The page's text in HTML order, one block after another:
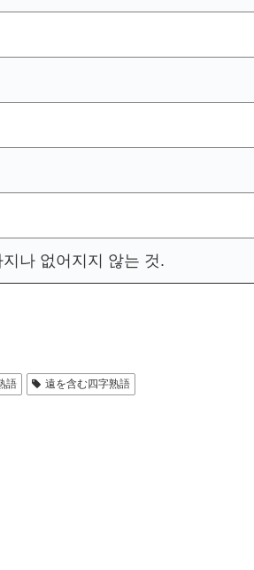
나 없어지지 않는 것.
語 遠を含む四字熟語